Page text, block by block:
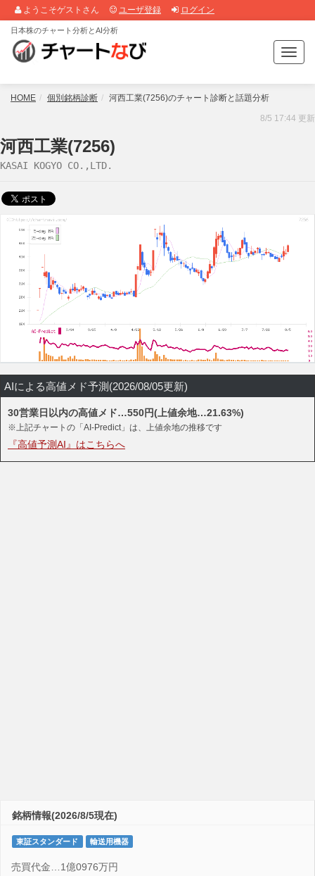
ようこそゲストさん ユーザ登録 ログイン
T
o
g
e
o
日本株のチャート分析とAI分析
HOME 個別銘柄診断 河西工業(7256)のチャート診断と話題分析
8/5 17:44 更新
河西工業(7256)
KASAI KOGYO CO.,LTD.
AIによる高値メド予測(2026/08/05更新)
30営業日以内の高値メド…550円(上値余地…21.63%)
※上記チャートの「AI-Predict」は、上値余地の推移です
『高値予測AI』はこちらへ
銘柄情報(2026/8/5現在)
東証スタンダード 輸送用機器
売買代金…1億0976万円